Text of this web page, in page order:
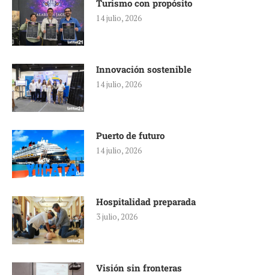
Turismo con propósito
14 julio, 2026
Innovación sostenible
14 julio, 2026
Puerto de futuro
14 julio, 2026
Hospitalidad preparada
3 julio, 2026
Visión sin fronteras